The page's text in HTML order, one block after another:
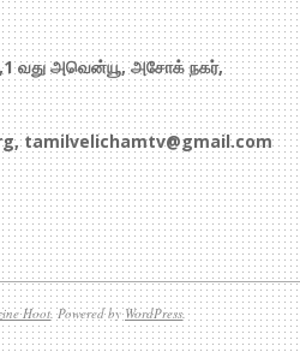
வது அவென்யூ, அசோக் நகர்,
tamilvelichamtv@gmail.com
Hoot. Powered byWordPress.